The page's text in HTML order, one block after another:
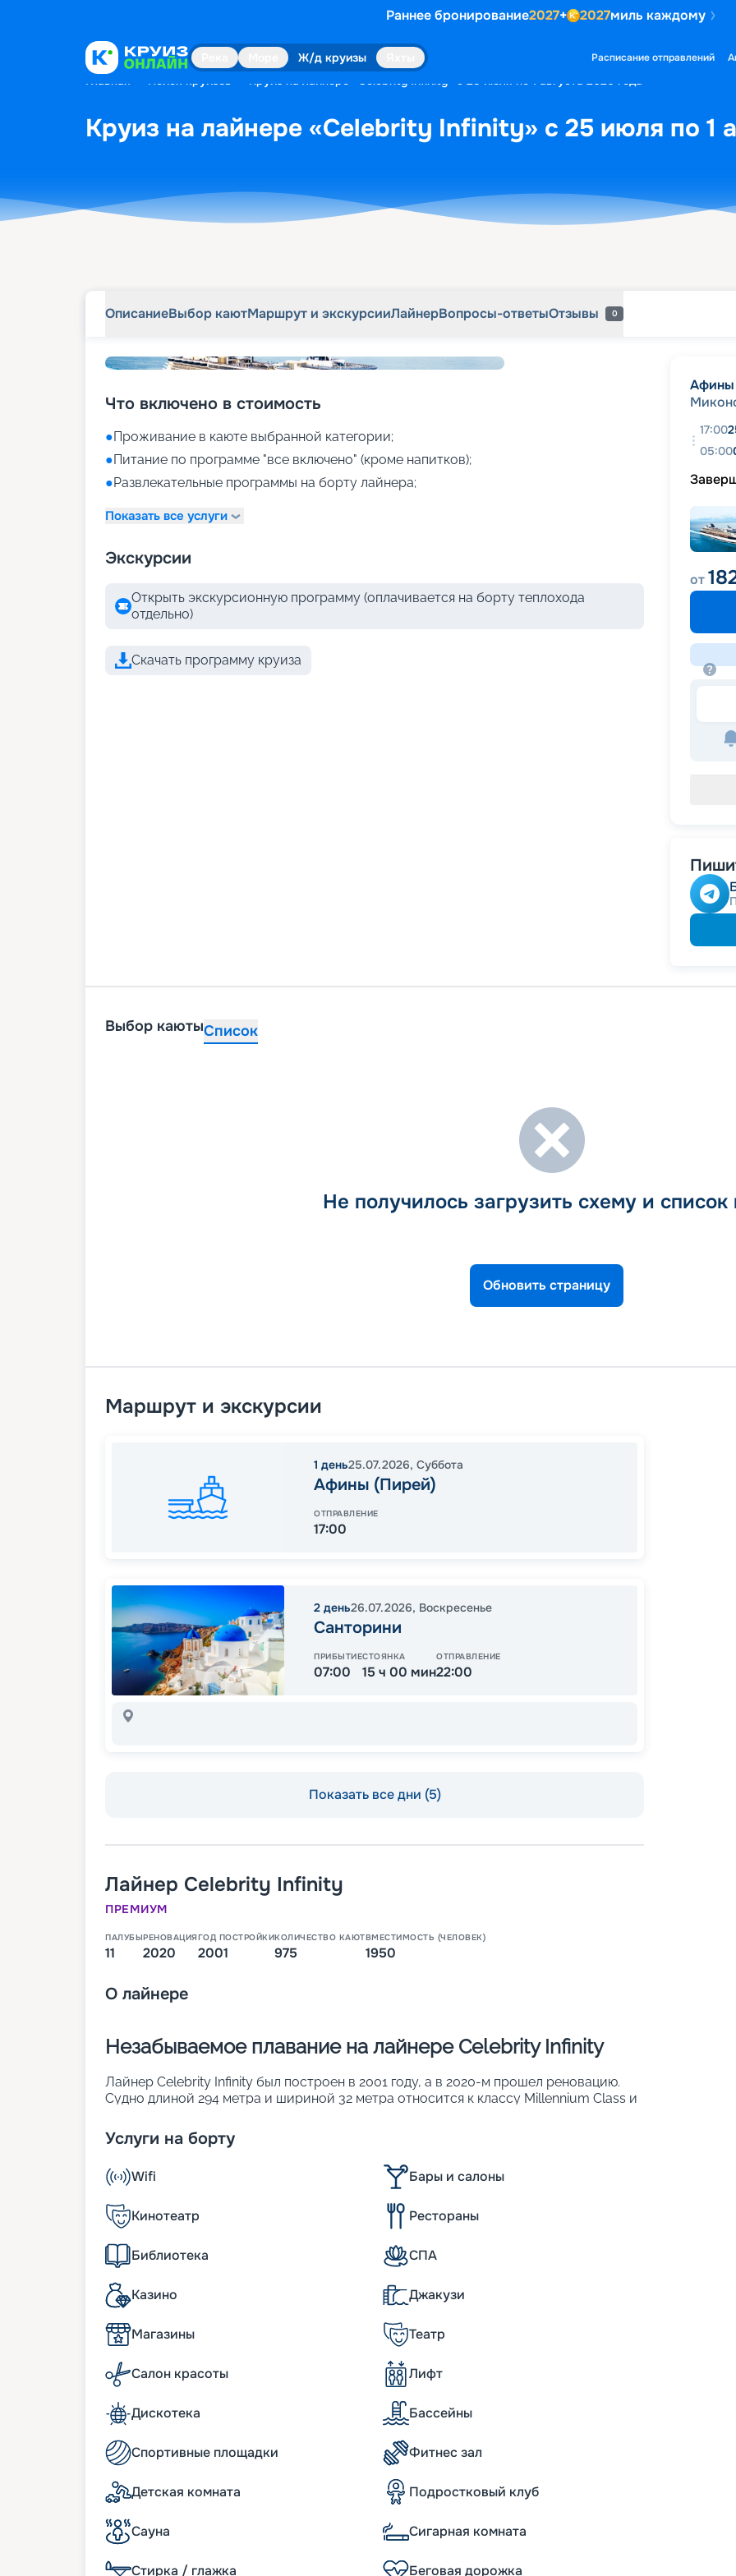
Раннее бронирование2027+ 2027миль каждому
Ж/д круизы Расписание отправлений
Главная Поиск круизов Круиз на лайнере «Celebrity Infinity» с 25 июля по 1 августа 2026 года
Круиз на лайнере «Celebrity Infinity» с 25 июля по 1
ОписаниеВыбор каютМаршрут и экскурсииЛайнерВопросы-ответыОтзывы 0
Что включено в стоимость
●Проживание в каюте выбранной категории;
●Питание по программе "все включено" (кроме напитков);
●Развлекательные программы на борту лайнера;
Показать все услуги
Экскурсии
Открыть экскурсионную программу (оплачивается на борту теплохода
отдельно)
Скачать программу круиза
Афины
17:00
05:00
от
Выбор каютыСписок
Не получилось загрузить схему и список
Обновить страницу
Маршрут и экскурсии
1 день25.07.2026, Суббота
Афины (Пирей)
ОТПРАВЛЕНИЕ
17:00
2 день26.07.2026, Воскресенье
Санторини
ПРИБЫТИЕ
07:00
СТОЯНКА
15 ч 00 мин
ОТПРАВЛЕНИЕ
22:00
Показать все дни (5)
Лайнер Celebrity Infinity
ПРЕМИУМ
ПАЛУБЫ
11
РЕНОВАЦИЯ
2020
ГОД ПОСТРОЙКИ
2001
КОЛИЧЕСТВО КАЮТ
975
ВМЕСТИМОСТЬ (ЧЕЛОВЕК)
1950
О лайнере
Незабываемое плавание на лайнере Celebrity Infinity
Лайнер Celebrity Infinity был построен в 2001 году, а в 2020-м прошел реновацию.
Судно длиной 294 метра и шириной 32 метра относится к классу Millennium Class и
1079 кают, в которых могут разместиться 2170 пассажиров. Корабль славится
своим современным дизайном и внутренним обустройством, которое было
доведено до идеала в ходе последней реновации. Также на борту корабля
туристам предлагается:
• ресторанное питание по заказной системе;
• познавательные экскурсии во время остановок.
Кроме того, нововведения включают в себя улучшенные SPA-комплексы и
интересные общественные зоны, которые предлагают пассажирам еще больше
возможностей для увлекательного времяпровождения.
Размещение
Всего на 12-палубном лайнере Celebrity Infinity 975 кают, из большей части которых
открывается вид на океан. 590 кают оборудованы балконами, отличающимися
достаточной вместительностью и обособленностью от соседей. Каюты круизного
лайнера Celebrity Infinity оборудованы подключением интерактивного телевидения,
просторной ванной комнатой, санузлом, где предоставляются фен и полотенца.
включают дополнительную веранду с отдельными джакузи и мини-баром, фойе,
гостиной с роялем, столовой, ванной с двумя умывальниками, джакузи, душем,
биде и туалетом. В каждой комнате такой каюты есть телевизор. Кроме того, на
судне предусмотрены каюты для инвалидов, где продумано все для комфорта
планом и схемой палуб, подробным обзором характеристик судна и
многочисленными фото можно на этой же странице.
Услуги на борту
Wifi Бары и салоны
Кинотеатр Рестораны
Библиотека СПА
Казино Джакузи
Магазины Театр
Салон красоты Лифт
Дискотека Бассейны
Спортивные площадки Фитнес зал
Детская комната Подростковый клуб
Сауна Сигарная комната
Стирка / глажка Беговая дорожка